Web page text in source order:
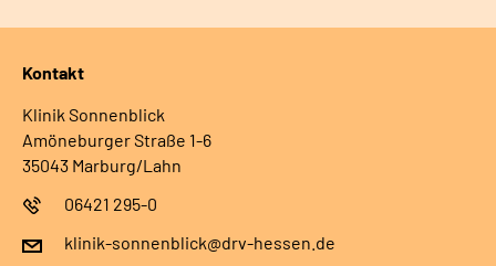
Kontakt
Klinik Sonnenblick
Amöneburger Straße 1-6
35043 Marburg/Lahn
06421 295-0
klinik-sonnenblick@drv-hessen.de